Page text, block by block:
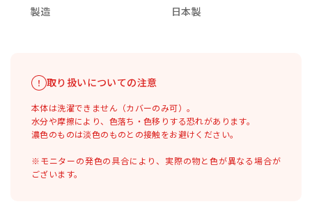
製造 日本製
取り扱いについての注意
本体は洗濯できません（カバーのみ可）。
水分や摩擦により、色落ち・色移りする恐れがあります。
濃色のものは淡色のものとの接触をお避けください。
※モニターの発色の具合により、実際の物と色が異なる場合が
ございます。